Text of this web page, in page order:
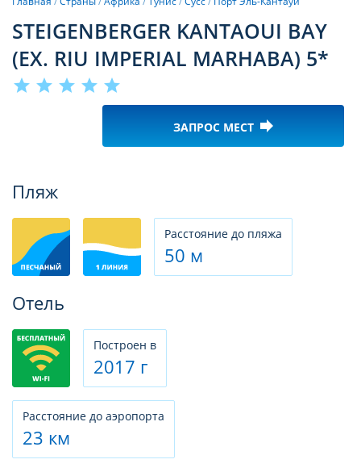
STEIGENBERGER KANTAOUI BAY
(EX. RIU IMPERIAL MARHABA) 5*
star star star star star
ЗАПРОС МЕСТ forward
Пляж
Расстояние до пляжа
50 м
Отель
Построен в
2017 г
Расстояние до аэропорта
23 км